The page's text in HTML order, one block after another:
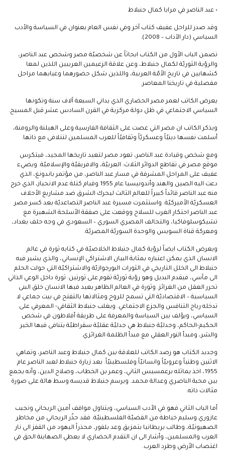
• عبد الناصر في مرايا كمال جنبلاط
وقد صدر للراحل عفيف كتاب آخر وفي نفس العام بعنوان في السياسة والأدب
السياسي (دار الآداب – 2008).
تضمن الباب الأول من الكتاب ابحاثاً عن شخصيّة مصر وشخص عبد الناصر،
والرؤية الثوريّة لكمال جنبلاط، وعن علاقة الزعيمين العربيين اللذين لمعا
كشهابين في تاريخ الأمّة العربية، واللذين شكل حضورهما وغيابهما مراحل
مفصلية في تاريخنا المعاصر.
يعرض الكاتب لعمر مصر الحضاري الذي يداني السبعة آلاف سنة وتكونها
السياسي الاجتماعي في ظل دولة مركزية في القرن السادس عشر قبل المسيح.
ويذكر الكاتب ان مصر التي عصت على الثقافة الفارسية وعلى الهيلنة والرومنة،
أسلمت نفسها دينيّاً وعسكريّاً وثقافيّاً للعرب المسلمين لتتلافى مع ذاتها.
ومع شخص وقيادة عبد الناصر، تعود مصر لتعيد تاريخها المجيد، فيتكرس
موقع مصر في تقاطع الدوائر الثلاث: العربيّة، والافريقيّة والإسلاميّة. ويضيء
عفيف على المراحل المشرفة في مسار عبد الناصر، من مؤتمر باندونغ، الذي
دعت اليه الصين والهند وأندونيسيا عام 1955 وقيام كتلة عدم الانحياز، الذي خرج
منه عبد الناصر قائداً كبيراً للعالم الثالث ليحرك الشرق ضد مشاريع الأحلاف
العسكريّة الأميركيّة. واستثمرت مسيرة عبد الناصر التصاعديّة بعد كسر مصر
عبد الناصر احتكار الغرب للسلاح ووقعت على صفقة الأسلحة الشهيرة مع
تشيكوسلوفاكيا، والتحالف المصري السوري – السعودي في وجه حلف بغداد،
ومعركة قناة السويس والوحدة السوريّة المصريّة.
ويعرض الكتاب ايضاً لرؤية كمال جنبلاط الخلاصيّة في كتابه ثورة في عالم
الانسان الذي يمكن اعتباره بمثابة البيان الاشتراكي الإنساني، والذي يشير فيه
جنبلاط الى الخلل التاريخي في الثورات البورجوازيّة والاشتراكيّة التي حولت الحلم
الى مآسي، فيقدم البديل وهو رؤية ثوريّة تقوم على ثورتين: ثورة داخل الوعي الذاتي
تحرر العقل من الغرائز. وثورة في العالم الظاهر يعيد فيها الانسان خلق البنى
السياسية – الاقتصاديّة التي تسمح للروح ومثالاتها بالتفتح في بيت جماعي لا
تدخله رياح التنافس والجزع الاجتماعي. ويغلب جنبلاط الثقافي- المعرفي على
السياسي، ويؤلف بين السياسة والمعرفة على طريقة أفلاطون في شخص
الحكيم-الحاكم، وجدليّة جنبلاط هي جدليّة عقليّة سقراطيّة يتنافى فيها الخير
والشر، ومبدأ النور العقلي مع مبدأ الظلمة الغرائزي.
وجديد الكتاب هو رصد الكاتب للعلاقة بين كمال جنبلاط وعبد الناصر، وتماهي
الاثنين وطنياً وعروبيّاً وانسانيّاً وفلسطينيّاً. بعد زيارة جنبلاط لعبد الناصر عام
1955، اخذ يماثله برعمسيس الثاني، وعمر بن الخطاب، وصلاح الدين، وأنه يجمع
بين محبة الناصري وعدالة محمد. ويرسم جنبلاط قديسه وسط هالة على صورة
مثالات ذاته.
أما الباب الثاني فهو في الأدب السياسي، ويتناول مواقف أمين الريحاني ونجيب
عازوري وسليم خياطة من القضيّة الفلسطينيّة. فقد حذّر الريحاني من مخاطر
الصهيونيّة، وطالب بريطانيا بتمزيق وعد بلفور، محذراً اليهود من القفز الى نار
العرب والمسلمين، وأشار الى ان التقدم الحضاري لا يعطي الصهاينة الحق في
اغتصاب الأرض وطرد العرب.